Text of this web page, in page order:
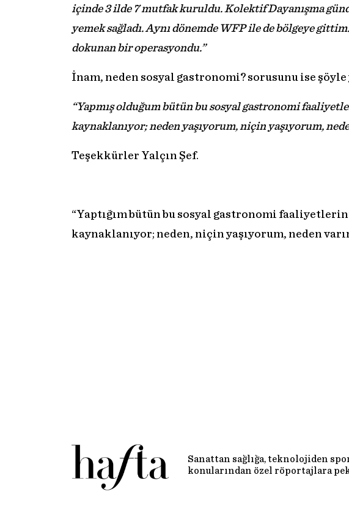
içinde 3 ilde 7 mutfak kuruldu. Kolektif Dayanışma
yemek sağladı. Aynı dönemde WFP ile de bölgeye
dokunan bir operasyondu.”
İnam, neden sosyal gastronomi? sorusunu ise şöyle
“Yapmış olduğum bütün bu sosyal gastronomi
kaynaklanıyor; neden yaşıyorum, niçin yaşıyorum,
Teşekkürler Yalçın Şef.
“Yaptığım bütün bu sosyal gastronomi
kaynaklanıyor; neden, niçin yaşıyorum, neden
Sanattan sağlığa, teknolojiden
konularından özel röportajlara